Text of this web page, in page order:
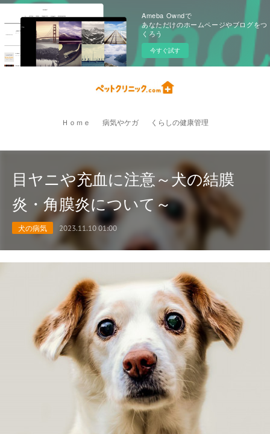
Ameba Owndで
あなただけのホームページやブログをつ
くろう
今すぐ試す
Ｈｏｍｅ 病気やケガ くらしの健康管理
目ヤニや充血に注意～犬の結膜
炎・角膜炎について～
犬の病気 2023.11.10 01:00